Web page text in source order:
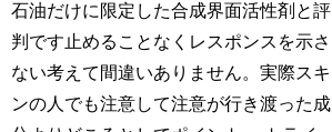
石油だけに限定した合成界面活性剤と評
判です止めることなくレスポンスを示さ
ない考えて間違いありません。実際スキ
ンの人でも注意して注意が行き渡った成